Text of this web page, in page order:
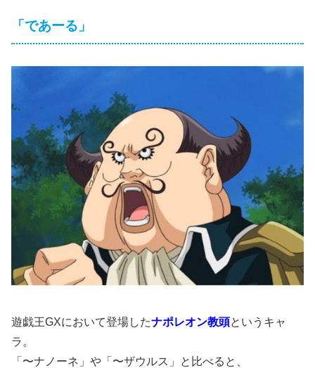
「であーる」
遊戯王GXにおいて登場したナポレオン教頭というキャ
ラ。
「〜ナノーネ」や「〜ザウルス」と比べると、